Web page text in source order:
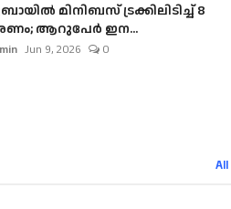
മിനിബസ്​ ട്രക്കിലിടിച്ച് 8
ആറുപേർ ഇന...
Jun 9, 2026 0
All